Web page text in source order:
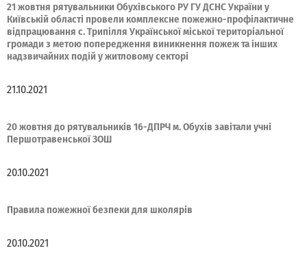
21 жовтня рятувальники Обухівського РУ ГУ ДСНС України у
Київській області провели комплексне пожежно-профілактичне
відпрацювання с. Трипілля Української міської територіальної
громади з метою попередження виникнення пожеж та інших
надзвичайних подій у житловому секторі
21.10.2021
20 жовтня до рятувальників 16-ДПРЧ м. Обухів завітали учні
Першотравенської ЗОШ
20.10.2021
Правила пожежної безпеки для школярів
20.10.2021